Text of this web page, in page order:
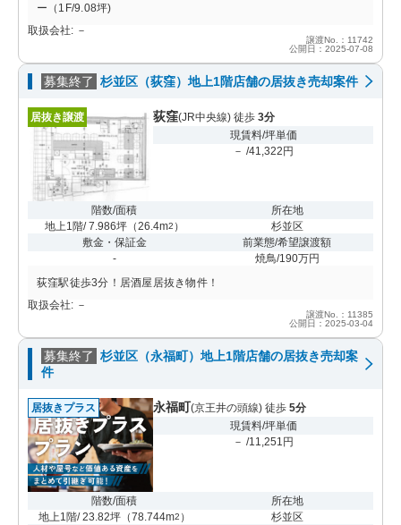
ー（1F/9.08坪)
取扱会社: －
譲渡No.：11742
公開日：2025-07-08
募集終了 杉並区（荻窪）地上1階店舗の居抜き売却案件
居抜き譲渡 荻窪(JR中央線) 徒歩 3分
現賃料/坪単価
－ /41,322円
階数/面積
地上1階/ 7.986坪（26.4m2 ）
所在地
杉並区
敷金・保証金
-
前業態/希望譲渡額
焼鳥/190万円
荻窪駅徒歩3分！居酒屋居抜き物件！
取扱会社: －
譲渡No.：11385
公開日：2025-03-04
募集終了 杉並区（永福町）地上1階店舗の居抜き売却案
件
居抜きプラス 永福町(京王井の頭線) 徒歩 5分
現賃料/坪単価
－ /11,251円
階数/面積
地上1階/ 23.82坪（78.744m2 ）
所在地
杉並区